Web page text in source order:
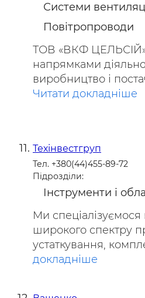
Системи
Повітропроводи
ТОВ «ВКФ
напрямками
виробництво і
Читати докладніше
Техінвестгруп
Тел. +380(44)455-89-72
Підрозділи:
Інструменти і
Ми спеціалізуємося
широкого спектру
устаткування,
докладніше